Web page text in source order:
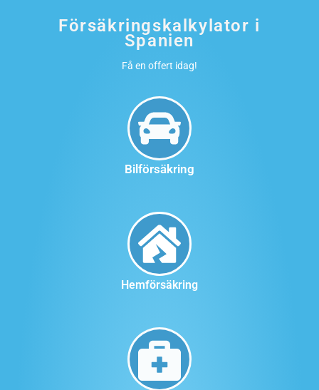
Försäkringskalkylator i
Spanien
Få en offert idag!
Bilförsäkring
Hemförsäkring